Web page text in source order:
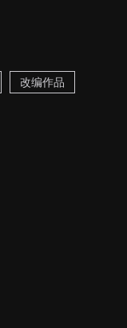
改编作品